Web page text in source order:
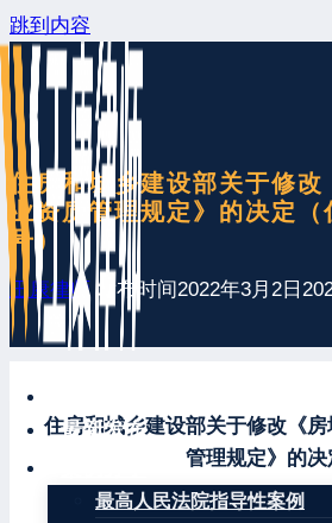
跳到内容
最新发布
最高人民法院指导性案例
住房和城乡建设部关于修
业资质管理规定》的决定
号）
王康律师 发布时间2022年3月2日
住房和城乡建设部关于修改《
管理规定》的决
（2022年3月2日中华人民共和